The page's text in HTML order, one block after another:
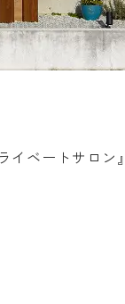
イベートサロン』